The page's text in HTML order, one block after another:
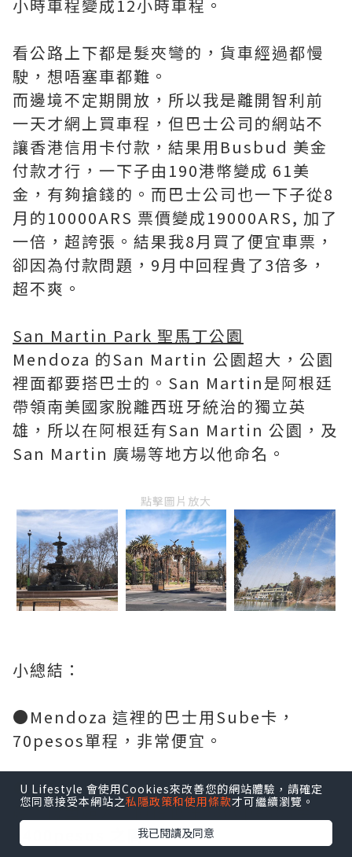
小時車程變成12小時車程。
看公路上下都是髮夾彎的，貨車經過都慢
駛，想唔塞車都難。
而邊境不定期開放，所以我是離開智利前
一天才網上買車程，但巴士公司的網站不
讓香港信用卡付款，結果用Busbud 美金
付款才行，一下子由190港幣變成 61美
金，有夠搶錢的。而巴士公司也一下子從8
月的10000ARS 票價變成19000ARS, 加了
一倍，超誇張。結果我8月買了便宜車票，
卻因為付款問題，9月中回程貴了3倍多，
超不爽。
San Martin Park 聖馬丁公園
Mendoza 的San Martin 公園超大，公園
裡面都要搭巴士的。San Martin是阿根廷
帶領南美國家脫離西班牙統治的獨立英
雄，所以在阿根廷有San Martin 公園，及
San Martin 廣場等地方以他命名。
點擊圖片放大
小總結：
●Mendoza 這裡的巴士用Sube卡，
70pesos單程，非常便宜。
●中央市場Centro Mercado 有烤肉餐
廳，份量超大，價格也在5800pesos至
6400pesos 之間。
U Lifestyle 會使用Cookies來改善您的網站體驗，請確定
您同意接受本網站之私隱政策和使用條款才可繼續瀏覽。
我已閱讀及同意